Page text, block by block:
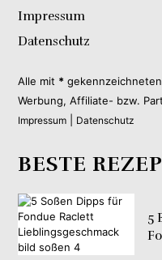
Impressum
Datenschutz
Alle mit *
Werbung, Affiliate- bzw.
Impressum Datenschutz
BESTE
5